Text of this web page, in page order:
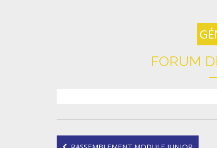
FORUM
Navigation